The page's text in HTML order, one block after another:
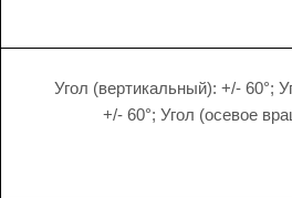
Угол (вертикальный): +/- 60°;
+/- 60°; Угол (осевое